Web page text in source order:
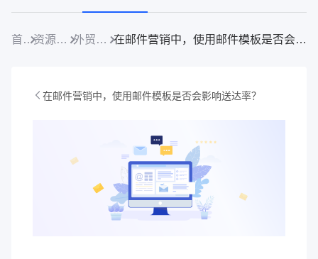
首页 资源中心 外贸资讯 在邮件营销中，使用邮件模板是否会影响送达率？
在邮件营销中，使用邮件模板是否会影响送达率？